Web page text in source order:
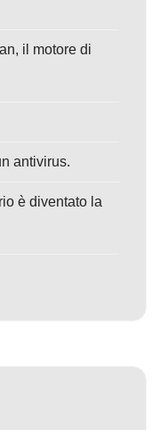
il motore di
antivirus.
è diventato la